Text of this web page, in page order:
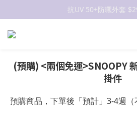
抗UV 50+防曬外套
抗UV 50+防曬外套
抗UV 50+防曬外套
(預購) <兩個免運>SNOOPY
掛件
預購商品，下單後「預計」3-4週